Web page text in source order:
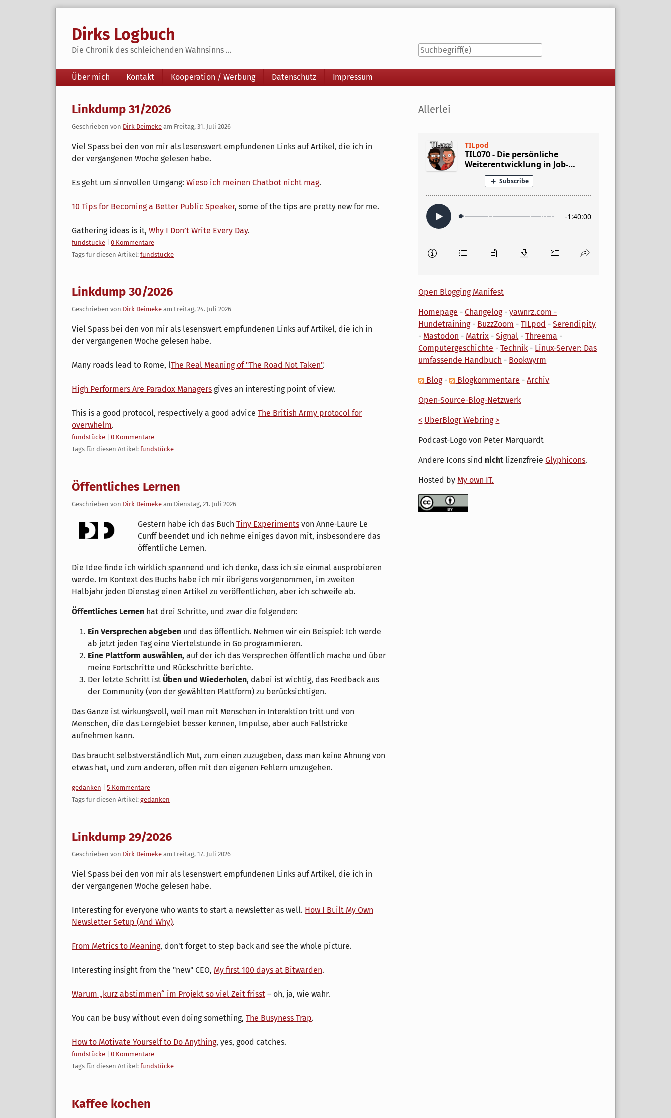
Dirks Logbuch
Die Chronik des schleichenden Wahnsinns ...
Navigation
Über mich Kontakt Kooperation / Werbung Datenschutz Impressum
Linkdump 31/2026
Geschrieben von Dirk Deimeke am Freitag, 31. Juli 2026
Viel Spass bei den von mir als lesenswert empfundenen Links auf Artikel, die ich in
der vergangenen Woche gelesen habe.
Es geht um sinnvollen Umgang: Wieso ich meinen Chatbot nicht mag.
10 Tips for Becoming a Better Public Speaker, some of the tips are pretty new for me.
Gathering ideas is it, Why I Don’t Write Every Day.
Kategorien:
fundstücke
0 Kommentare
Tags für diesen Artikel: fundstücke
Linkdump 30/2026
Geschrieben von Dirk Deimeke am Freitag, 24. Juli 2026
Viel Spass bei den von mir als lesenswert empfundenen Links auf Artikel, die ich in
der vergangenen Woche gelesen habe.
Many roads lead to Rome, lThe Real Meaning of "The Road Not Taken".
High Performers Are Paradox Managers gives an interesting point of view.
This is a good protocol, respectively a good advice The British Army protocol for
overwhelm.
Kategorien:
fundstücke
0 Kommentare
Tags für diesen Artikel: fundstücke
Öffentliches Lernen
Geschrieben von Dirk Deimeke am Dienstag, 21. Juli 2026
Gestern habe ich das Buch Tiny Experiments von Anne-Laure Le
Cunff beendet und ich nehme einiges davon mit, insbesondere das
öffentliche Lernen.
Die Idee finde ich wirklich spannend und ich denke, dass ich sie einmal ausprobieren
werde. Im Kontext des Buchs habe ich mir übrigens vorgenommen, im zweiten
Halbjahr jeden Dienstag einen Artikel zu veröffentlichen, aber ich schweife ab.
Öffentliches Lernen hat drei Schritte, und zwar die folgenden:
Ein Versprechen abgeben und das öffentlich. Nehmen wir ein Beispiel: Ich werde
ab jetzt jeden Tag eine Viertelstunde in Go programmieren.
Eine Plattform auswählen, auf der ich das Versprechen öffentlich mache und über
meine Fortschritte und Rückschritte berichte.
Der letzte Schritt ist Üben und Wiederholen, dabei ist wichtig, das Feedback aus
der Community (von der gewählten Plattform) zu berücksichtigen.
⁣Das Ganze ist wirkungsvoll, weil man mit Menschen in Interaktion tritt und von
Menschen, die das Lerngebiet besser kennen, Impulse, aber auch Fallstricke
aufnehmen kann.
Das braucht selbstverständlich Mut, zum einen zuzugeben, dass man keine Ahnung von
etwas hat, und zum anderen, offen mit den eigenen Fehlern umzugehen.
Kategorien:
gedanken
5 Kommentare
Tags für diesen Artikel: gedanken
Linkdump 29/2026
Geschrieben von Dirk Deimeke am Freitag, 17. Juli 2026
Viel Spass bei den von mir als lesenswert empfundenen Links auf Artikel, die ich in
der vergangenen Woche gelesen habe.
Interesting for everyone who wants to start a newsletter as well. How I Built My Own
Newsletter Setup (And Why).
From Metrics to Meaning, don't forget to step back and see the whole picture.
Interesting insight from the "new" CEO, My first 100 days at Bitwarden.
Warum „kurz abstimmen“ im Projekt so viel Zeit frisst – oh, ja, wie wahr.
You can be busy without even doing something, The Busyness Trap.
How to Motivate Yourself to Do Anything, yes, good catches.
Kategorien:
fundstücke
0 Kommentare
Tags für diesen Artikel: fundstücke
Kaffee kochen
Seitenleiste
Allerlei
Open Blogging Manifest
Homepage -Changelog-yawnrz.com -
Hundetraining- BuzzZoom -TILpod -Serendipity
- Mastodon - Matrix -Signal -Threema -
Computergeschichte -Technik - Linux-Server: Das
umfassende Handbuch - Bookwyrm
Blog- Blogkommentare -Archiv
Open-Source-Blog-Netzwerk
< UberBlogr Webring >
Podcast-Logo von Peter Marquardt
Andere Icons sind nicht lizenzfreieGlyphicons.
Hosted by My own IT.